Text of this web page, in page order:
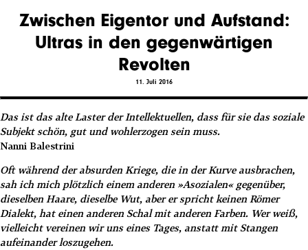
Zwischen Eigentor und Aufstand:
Ultras in den gegenwärtigen
Revolten
11. Juli 2016
Das ist das alte Laster der Intellektuellen, dass für sie das soziale
Subjekt schön, gut und wohlerzogen sein muss.
Nanni Balestrini
Oft während der absurden Kriege, die in der Kurve ausbrachen,
sah ich mich plötzlich einem anderen »Asozialen« gegenüber,
dieselben Haare, dieselbe Wut, aber er spricht keinen Römer
Dialekt, hat einen anderen Schal mit anderen Farben. Wer weiß,
vielleicht vereinen wir uns eines Tages, anstatt mit Stangen
aufeinander loszugehen.